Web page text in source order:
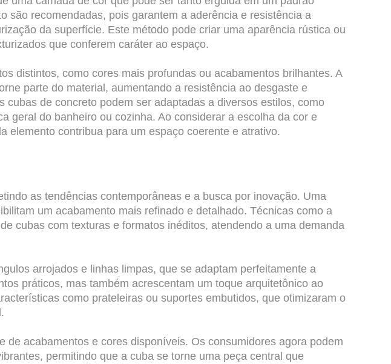
são recomendadas, pois garantem a aderência e resistência a
da superfície. Este método pode criar uma aparência rústica ou
que conferem caráter ao espaço.
distintos, como cores mais profundas ou acabamentos brilhantes. A
parte do material, aumentando a resistência ao desgaste e
de concreto podem ser adaptadas a diversos estilos, como
geral do banheiro ou cozinha. Ao considerar a escolha da cor e
elemento contribua para um espaço coerente e atrativo.
as tendências contemporâneas e a busca por inovação. Uma
um acabamento mais refinado e detalhado. Técnicas como a
cubas com texturas e formatos inéditos, atendendo a uma demanda
arrojados e linhas limpas, que se adaptam perfeitamente a
práticos, mas também acrescentam um toque arquitetônico ao
como prateleiras ou suportes embutidos, que otimizaram o
acabamentos e cores disponíveis. Os consumidores agora podem
permitindo que a cuba se torne uma peça central que